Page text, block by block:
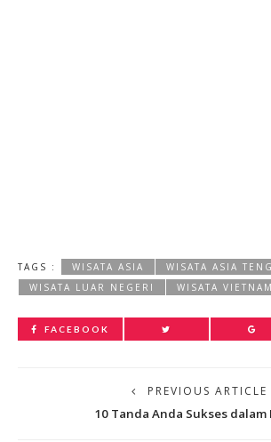
TAGS : WISATA ASIA
WISATA ASIA
WISATA LUAR NEGERI
WISATA VIETNAM
FACEBOOK
PREVIOUS ARTICLE
10 Tanda Anda Sukses dalam